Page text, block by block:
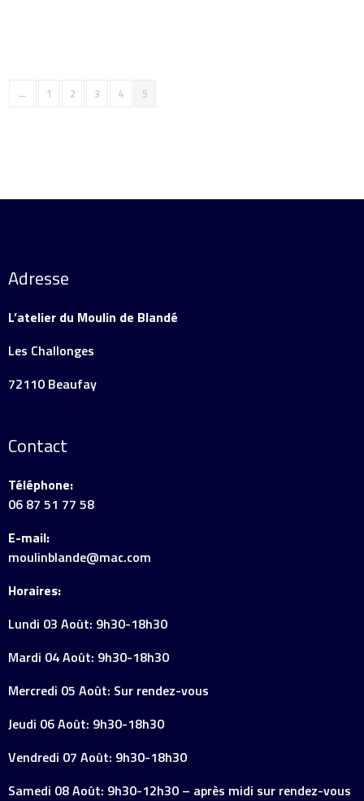
← 1 2 3 4 5
Adresse
L’atelier du Moulin de Blandé
Les Challonges
72110 Beaufay
Contact
Téléphone:
06 87 51 77 58
E-mail:
moulinblande@mac.com
Horaires:
Lundi 03 Août: 9h30-18h30
Mardi 04 Août: 9h30-18h30
Mercredi 05 Août: Sur rendez-vous
Jeudi 06 Août: 9h30-18h30
Vendredi 07 Août: 9h30-18h30
Samedi 08 Août: 9h30-12h30 – après midi sur rendez-vous